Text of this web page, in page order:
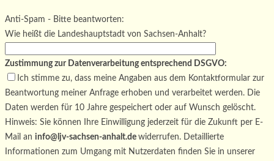
Bitte lasse dieses Feld leer.
Anti-Spam - Bitte beantworten:
Wie heißt die Landeshauptstadt von Sachsen-Anhalt?
Zustimmung zur Datenverarbeitung entsprechend DSGVO:
Ich stimme zu, dass meine Angaben aus dem Kontaktformular zur
Beantwortung meiner Anfrage erhoben und verarbeitet werden. Die
Daten werden für 10 Jahre gespeichert oder auf Wunsch gelöscht.
Hinweis: Sie können Ihre Einwilligung jederzeit für die Zukunft per E-
Mail an info@ljv-sachsen-anhalt.de widerrufen. Detaillierte
Informationen zum Umgang mit Nutzerdaten finden Sie in unserer